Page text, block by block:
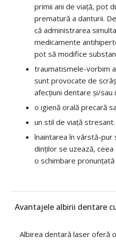
primii ani de viață, pot
prematură a danturii.
că administrarea
medicamente
pot să modifice
traumatismele-vorbim
sunt provocate de
afecțiuni dentare și/sau
o igienă orală precară
un stil de viață stresant.
înaintarea în vârstă-pur
dinților se uzează,
o schimbare pronunțată
Avantajele albirii dentare
Albirea dentară laser oferă